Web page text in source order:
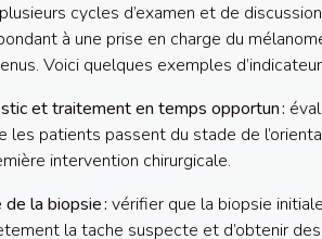
cycles d’examen et de
à une prise en charge du
Voici quelques exemples
et traitement en temps opportun :
les patients passent du stade de
intervention chirurgicale.
la biopsie : vérifier que la biopsie
la tache suspecte et d’obtenir